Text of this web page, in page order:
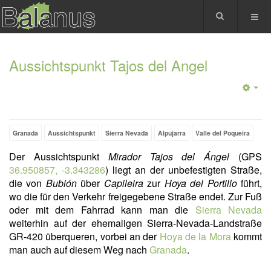
Aussichtspunkt Tajos del Angel
Granada Aussichtspunkt Sierra Nevada Alpujarra Valle del Poqueira
Der Aussichtspunkt Mirador Tajos del Ángel (GPS
36.950857, -3.343286) liegt an der unbefestigten Straße,
die von Bubiónüber Capileirazur Hoya del Portilloführt,
wo die für den Verkehr freigegebene Straße endet. Zur Fuß
oder mit dem Fahrrad kann man die Sierra Nevada
weiterhin auf der ehemaligen Sierra-Nevada-Landstraße
GR-420 überqueren, vorbei an der Hoya de la Morakommt
man auch auf diesem Weg nach Granada.